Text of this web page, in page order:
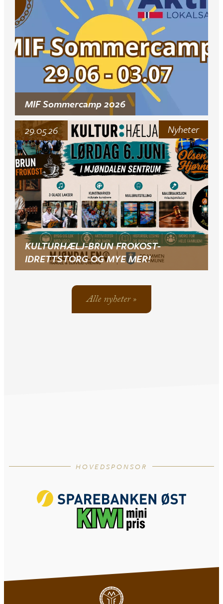
MIF Sommercamp 2026
Nyheter
KULTURHÆLJ-BRUN FROKOST-
IDRETTSTORG OG MYE MER!
29.05.26
Alle nyheter »
HOVEDSPONSOR